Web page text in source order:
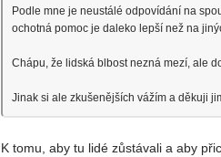
Podle mne je neustálé odpovídání na
ochotná pomoc je daleko lepší než na
Chápu, že lidská blbost nezná mezí, ale
Jinak si ale zkušenějších vážím a děkuji
K tomu, aby tu lidé zůstávali a aby